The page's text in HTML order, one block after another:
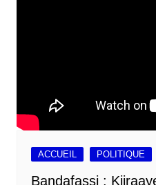
ACCUEIL POLITIQUE
Bandafassi :